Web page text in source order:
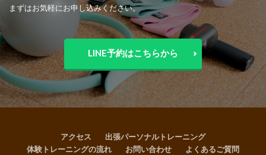
まずはお気軽にお申し込みください。
LINE予約はこちらから
アクセス
出張パーソナルトレーニング
体験トレーニングの流れ
お問い合わせ よくあるご質問